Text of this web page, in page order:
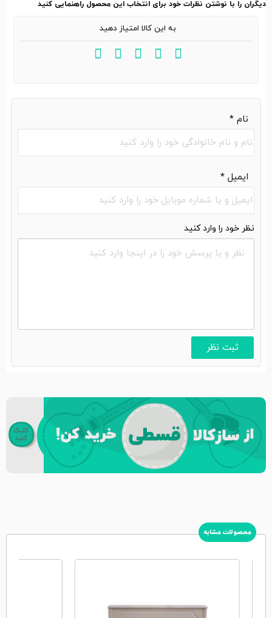
دیگران را با نوشتن نظرات خود برای انتخاب این محصول راهنمایی کنید
نام *
ایمیل *
به این کالا امتیاز دهید
محصولات مشابه